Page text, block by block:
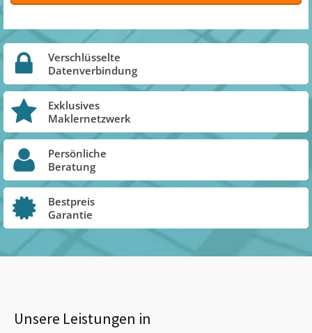
Verschlüsselte
Datenverbindung
Exklusives
Maklernetzwerk
Persönliche
Beratung
Bestpreis
Garantie
Unsere Leistungen in